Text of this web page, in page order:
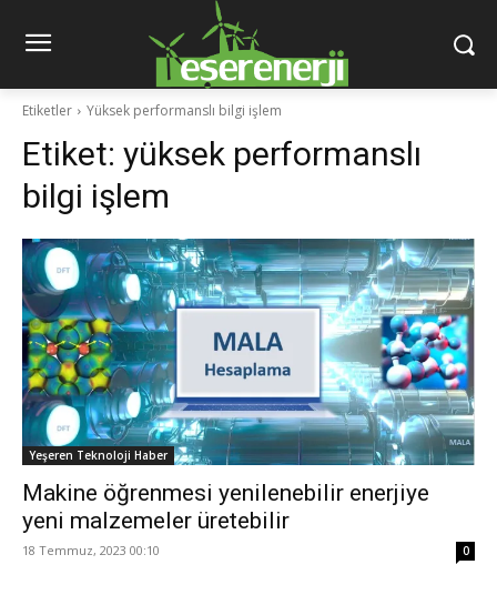
Etiketler Yüksek performanslı bilgi işlem
Etiket: yüksek performanslı
bilgi işlem
Yeşeren Teknoloji Haber
Makine öğrenmesi yenilenebilir enerjiye
yeni malzemeler üretebilir
18 Temmuz, 2023 00:10 0